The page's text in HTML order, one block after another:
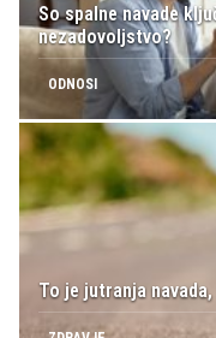
So spalne navade
nezadovoljstvo?
ODNOSI
To je jutranja